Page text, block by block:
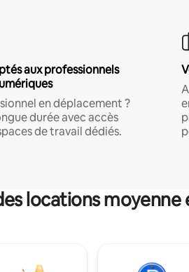
aux professionnels
en déplacement ?
durée avec accès
de travail dédiés.
locations